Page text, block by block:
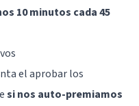
10 minutos cada 45
el aprobar los
si nos auto-premiamos